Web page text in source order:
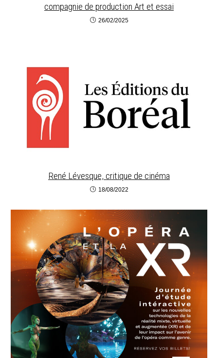
compagnie de production Art et essai
26/02/2025
René Lévesque, critique de cinéma
18/08/2022